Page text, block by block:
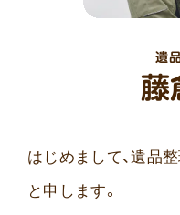
藤
遺
はじめまして、遺品
と申します。